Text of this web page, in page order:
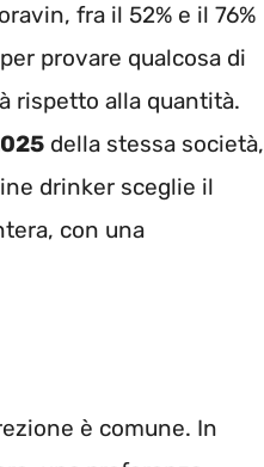
fra il 52% e il 76%
provare qualcosa di
rispetto alla quantità.
della stessa società,
drinker sceglie il
con una
è comune. In